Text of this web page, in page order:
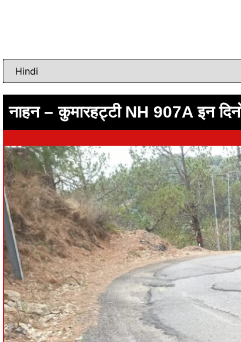
नाहन – कुमारहट्टी NH 907A इन